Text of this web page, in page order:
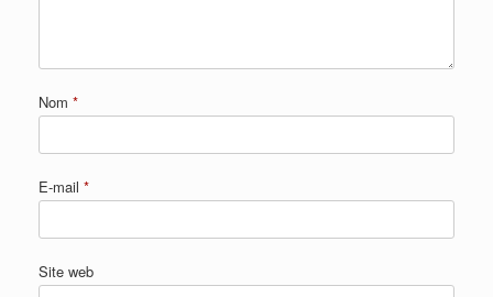
Nom *
E-mail *
Site web